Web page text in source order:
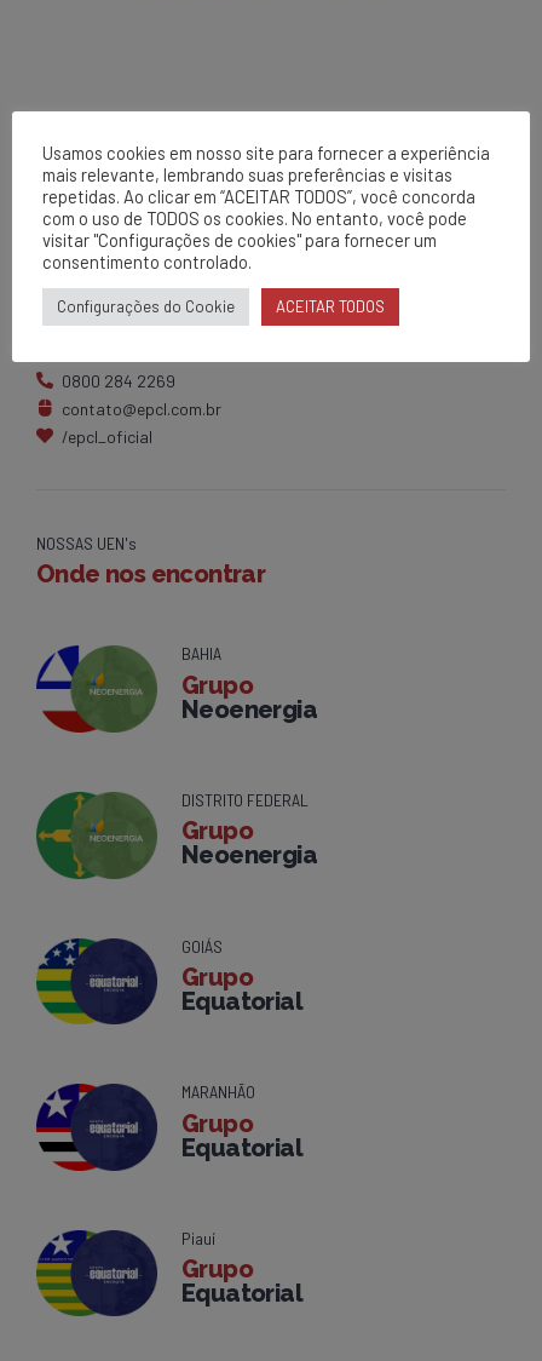
EPCL
Matriz
Av. Centenário, 1420
0800 284 2269
contato@epcl.com.br
/epcl_oficial
NOSSAS UEN's
Onde nos encontrar
BAHIA
Grupo
Neoenergia
DISTRITO FEDERAL
Grupo
Neoenergia
GOIÁS
Grupo
Equatorial
MARANHÃO
Grupo
Equatorial
Piauí
Grupo
Equatorial
Usamos cookies em nosso site para fornecer a experiência
mais relevante, lembrando suas preferências e visitas
repetidas. Ao clicar em “ACEITAR TODOS”, você concorda
com o uso de TODOS os cookies. No entanto, você pode
visitar "Configurações de cookies" para fornecer um
consentimento controlado.
Configurações do Cookie ACEITAR TODOS